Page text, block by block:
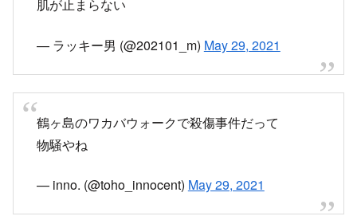
ワカバウォークでリアル現行犯逮捕見たの初め
て！
— ラッキー男 (@202101_m)May 29, 2021
鶴ヶ島のワカバウォークで殺傷事件だって